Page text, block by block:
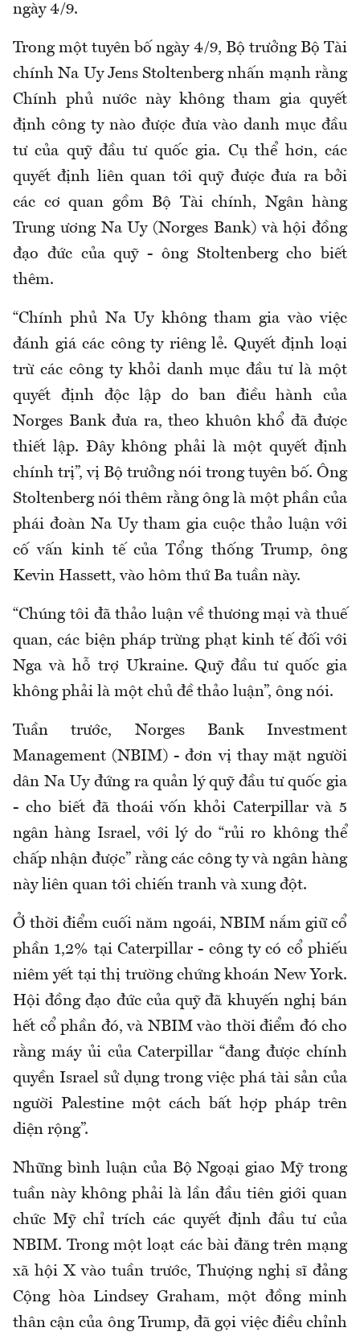
ngày 4/9.
Trong một tuyên bố ngày 4/9, Bộ trưởng Bộ Tài
chính Na Uy Jens Stoltenberg nhấn mạnh rằng
Chính phủ nước này không tham gia quyết
định công ty nào được đưa vào danh mục đầu
tư của quỹ đầu tư quốc gia. Cụ thể hơn, các
quyết định liên quan tới quỹ được đưa ra bởi
các cơ quan gồm Bộ Tài chính, Ngân hàng
Trung ương Na Uy (Norges Bank) và hội đồng
đạo đức của quỹ - ông Stoltenberg cho biết
thêm.
“Chính phủ Na Uy không tham gia vào việc
đánh giá các công ty riêng lẻ. Quyết định loại
trừ các công ty khỏi danh mục đầu tư là một
quyết định độc lập do ban điều hành của
Norges Bank đưa ra, theo khuôn khổ đã được
thiết lập. Đây không phải là một quyết định
chính trị”, vị Bộ trưởng nói trong tuyên bố. Ông
Stoltenberg nói thêm rằng ông là một phần của
phái đoàn Na Uy tham gia cuộc thảo luận với
cố vấn kinh tế của Tổng thống Trump, ông
Kevin Hassett, vào hôm thứ Ba tuần này.
“Chúng tôi đã thảo luận về thương mại và thuế
quan, các biện pháp trừng phạt kinh tế đối với
Nga và hỗ trợ Ukraine. Quỹ đầu tư quốc gia
không phải là một chủ đề thảo luận”, ông nói.
Tuần trước, Norges Bank Investment
Management (NBIM) - đơn vị thay mặt người
dân Na Uy đứng ra quản lý quỹ đầu tư quốc gia
- cho biết đã thoái vốn khỏi Caterpillar và 5
ngân hàng Israel, với lý do “rủi ro không thể
chấp nhận được” rằng các công ty và ngân hàng
này liên quan tới chiến tranh và xung đột.
Ở thời điểm cuối năm ngoái, NBIM nắm giữ cổ
phần 1,2% tại Caterpillar - công ty có cổ phiếu
niêm yết tại thị trường chứng khoán New York.
Hội đồng đạo đức của quỹ đã khuyến nghị bán
hết cổ phần đó, và NBIM vào thời điểm đó cho
rằng máy ủi của Caterpillar “đang được chính
quyền Israel sử dụng trong việc phá tài sản của
người Palestine một cách bất hợp pháp trên
diện rộng”.
Những bình luận của Bộ Ngoại giao Mỹ trong
tuần này không phải là lần đầu tiên giới quan
chức Mỹ chỉ trích các quyết định đầu tư của
NBIM. Trong một loạt các bài đăng trên mạng
xã hội X vào tuần trước, Thượng nghị sĩ đảng
Cộng hòa Lindsey Graham, một đồng minh
thân cận của ông Trump, đã gọi việc điều chỉnh